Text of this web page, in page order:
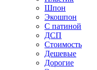
Шпон
Экошпон
С патиной
ДСП
Стоимость
Дешевые
Дорогие